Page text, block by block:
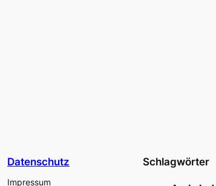
Datenschutz
Impressum
Schlagwörter